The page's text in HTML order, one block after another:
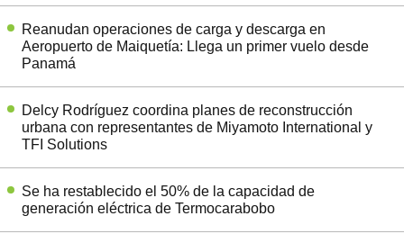
Reanudan operaciones de carga y descarga en
Aeropuerto de Maiquetía: Llega un primer vuelo desde
Panamá
Delcy Rodríguez coordina planes de reconstrucción
urbana con representantes de Miyamoto International y
TFI Solutions
Se ha restablecido el 50% de la capacidad de
generación eléctrica de Termocarabobo